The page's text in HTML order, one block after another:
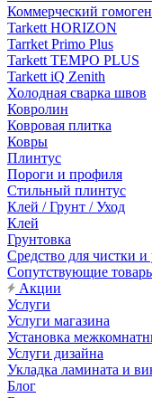
Коммерческий
Tarkett HORIZON
Tarrket Primo Plus
Tarkett TEMPO PLUS
Tarkett iQ Zenith
Холодная сварка швов
Ковролин
Ковровая плитка
Ковры
Плинтус
Пороги и профиля
Стильный плинтус
Клей / Грунт / Уход
Клей
Грунтовка
Средство для чистки и
Сопутствующие
Акции
Услуги
Услуги магазина
Установка
Услуги дизайна
Укладка ламината и
Блог